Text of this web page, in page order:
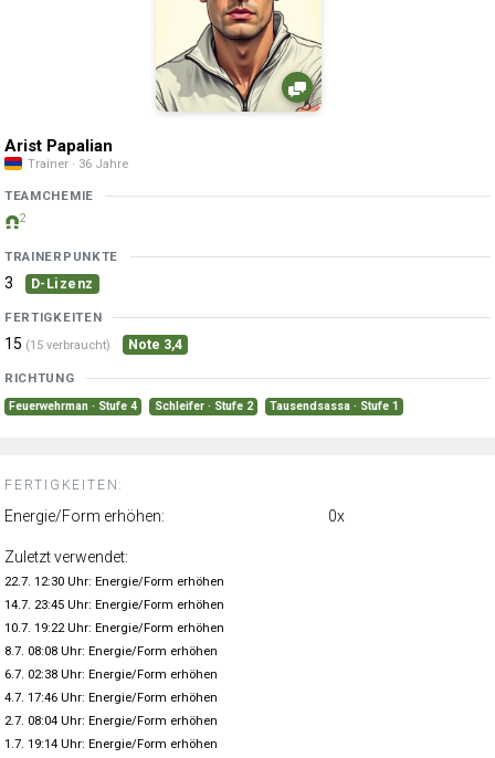
Arist Papalian
Trainer · 36 Jahre
TEAMCHEMIE
2
TRAINERPUNKTE
3 D-Lizenz
FERTIGKEITEN
15 (15 verbraucht) Note 3,4
RICHTUNG
Feuerwehrman · Stufe 4 Schleifer · Stufe 2 Tausendsassa · Stufe 1
FERTIGKEITEN:
Energie/Form erhöhen: 0x
Zuletzt verwendet:
22.7. 12:30 Uhr: Energie/Form erhöhen
14.7. 23:45 Uhr: Energie/Form erhöhen
10.7. 19:22 Uhr: Energie/Form erhöhen
8.7. 08:08 Uhr: Energie/Form erhöhen
6.7. 02:38 Uhr: Energie/Form erhöhen
4.7. 17:46 Uhr: Energie/Form erhöhen
2.7. 08:04 Uhr: Energie/Form erhöhen
1.7. 19:14 Uhr: Energie/Form erhöhen